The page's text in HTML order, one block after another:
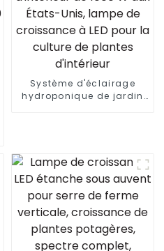
Système d'éclairage
hydroponique de jardin
d'intérieur